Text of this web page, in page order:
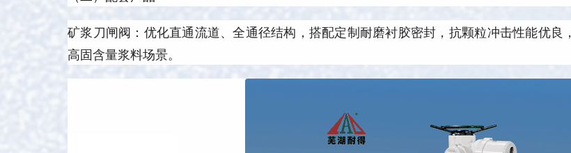
矿浆刀闸阀：优化直通流道、全通径结构，搭配定制耐磨衬胶密封，抗颗粒冲击性能优
高固含量浆料场景。